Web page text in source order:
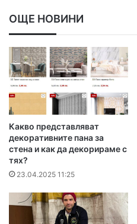
ОЩЕ НОВИНИ
Какво представляват
декоративните пана за
стена и как да декорираме с
тях?
23.04.2025 11:25